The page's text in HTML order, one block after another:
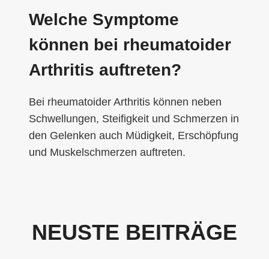
Welche Symptome
können bei rheumatoider
Arthritis auftreten?
Bei rheumatoider Arthritis können neben
Schwellungen, Steifigkeit und Schmerzen in
den Gelenken auch Müdigkeit, Erschöpfung
und Muskelschmerzen auftreten.
NEUSTE BEITRÄGE